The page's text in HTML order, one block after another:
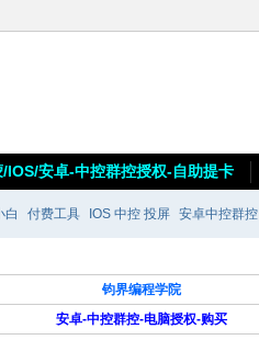
/IOS/安卓-中控群控授权-自助提卡
白 付费工具 IOS 中控 投屏 安卓中控群控
钧界编程学院
安卓-中控群控-电脑授权-购买